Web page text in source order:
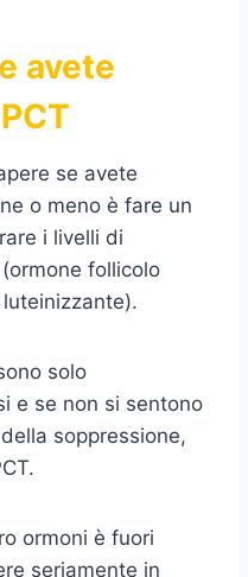
avete
se avete
o meno è fare un
i livelli di
(ormone follicolo
solo
e se non si sentono
soppressione,
ormoni è fuori
seriamente in